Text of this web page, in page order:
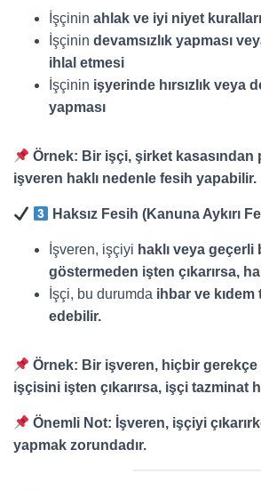
İşçinin ahlak ve iyi niyet
İşçinin devamsızlık yapması
ihlal etmesi
İşçinin işyerinde hırsızlık veya
yapması
Örnek: Bir işçi, şirket kasasından
işveren haklı nedenle fesih yapabilir.
Haksız Fesih (Kanuna Aykırı
İşveren, işçiyi haklı veya geçerli
göstermeden işten çıkarırsa,
İşçi, bu durumda ihbar ve kıdem
edebilir.
Örnek: Bir işveren, hiçbir
işçisini işten çıkarırsa, işçi tazminat
Önemli Not: İşveren, işçiyi
yapmak zorundadır.